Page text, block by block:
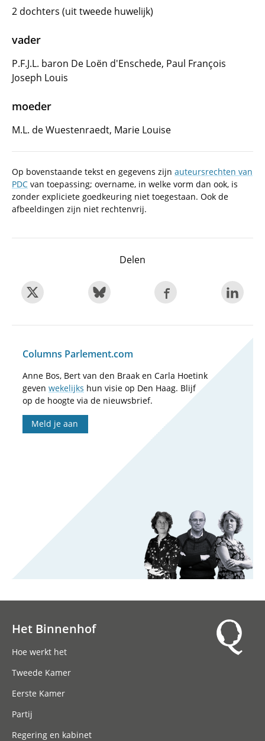
2 dochters (uit tweede huwelijk)
vader
P.F.J.L. baron De Loën d'Enschede, Paul François
Joseph Louis
moeder
M.L. de Wuestenraedt, Marie Louise
Op bovenstaande tekst en gegevens zijn auteursrechten van
PDC van toepassing; overname, in welke vorm dan ook, is
zonder expliciete goedkeuring niet toegestaan. Ook de
afbeeldingen zijn niet rechtenvrij.
Delen
Columns Parlement.com
Anne Bos, Bert van den Braak en Carla Hoetink
geven wekelijks hun visie op Den Haag. Blijf
op de hoogte via de nieuwsbrief.
Meld je aan
Het Binnenhof
Hoe werkt het
Tweede Kamer
Eerste Kamer
Partij
Regering en kabinet